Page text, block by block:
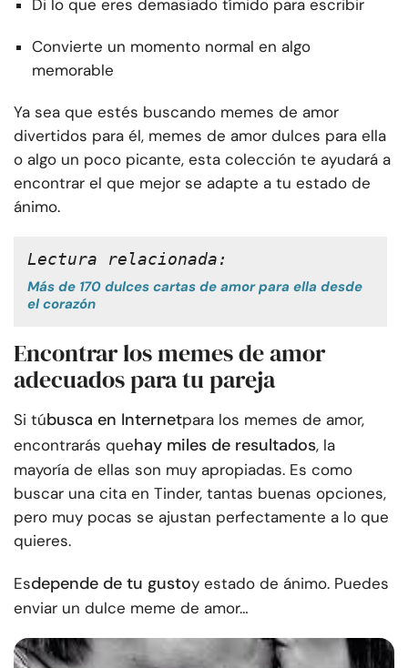
Di lo que eres demasiado tímido para escribir
Convierte un momento normal en algo
memorable
Ya sea que estés buscando memes de amor
divertidos para él, memes de amor dulces para ella
o algo un poco picante, esta colección te ayudará a
encontrar el que mejor se adapte a tu estado de
ánimo.
Lectura relacionada:
Más de 170 dulces cartas de amor para ella desde
el corazón
Encontrar los memes de amor
adecuados para tu pareja
Si túbusca en Internetpara los memes de amor,
encontrarás quehay miles de resultados, la
mayoría de ellas son muy apropiadas. Es como
buscar una cita en Tinder, tantas buenas opciones,
pero muy pocas se ajustan perfectamente a lo que
quieres.
Esdepende de tu gustoy estado de ánimo. Puedes
enviar un dulce meme de amor…